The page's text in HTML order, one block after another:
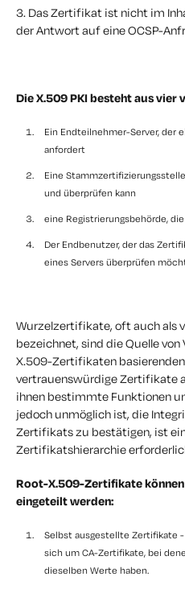
3. Das Zertifikat ist nicht im
der Antwort auf eine OCSP-
Die X.509 PKI besteht aus vier
Ein Endteilnehmer-Server, der
anfordert
Eine
und überprüfen kann
eine Registrierungsbehörde,
Der Endbenutzer, der das
eines Servers überprüfen
Wurzelzertifikate, oft auch als
bezeichnet, sind die Quelle
X.509-Zertifikaten basierenden
vertrauenswürdige Zertifikate
ihnen bestimmte Funktionen
jedoch unmöglich ist, die
Zertifikats zu bestätigen, ist
Zertifikatshierarchie
Root-X.509-Zertifikate
eingeteilt werden:
Selbst ausgestellte Zertifikate
sich um CA-Zertifikate, bei
dieselben Werte haben.